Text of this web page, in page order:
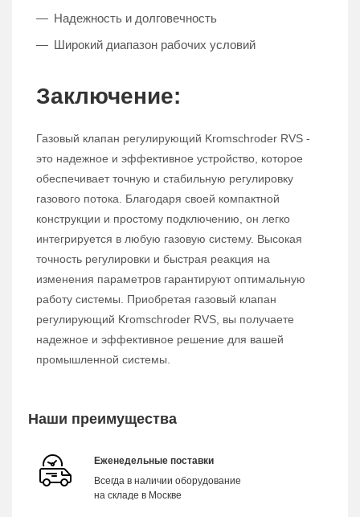
Надежность и долговечность
Широкий диапазон рабочих условий
Заключение:
Газовый клапан регулирующий Kromschroder RVS -
это надежное и эффективное устройство, которое
обеспечивает точную и стабильную регулировку
газового потока. Благодаря своей компактной
конструкции и простому подключению, он легко
интегрируется в любую газовую систему. Высокая
точность регулировки и быстрая реакция на
изменения параметров гарантируют оптимальную
работу системы. Приобретая газовый клапан
регулирующий Kromschroder RVS, вы получаете
надежное и эффективное решение для вашей
промышленной системы.
Наши преимущества
Еженедельные поставки
Всегда в наличии оборудование
на складе в Москве